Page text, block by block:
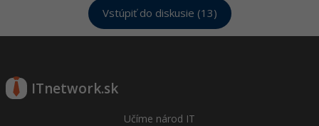
Vstúpiť do diskusie (13)
ITnetwork.sk
Učíme národ IT